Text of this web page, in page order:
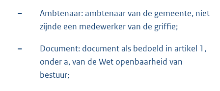
–
Ambtenaar: ambtenaar van de gemeente, niet
zijnde een medewerker van de griffie;
–
Document: document als bedoeld in artikel 1,
onder a, van de Wet openbaarheid van
bestuur;